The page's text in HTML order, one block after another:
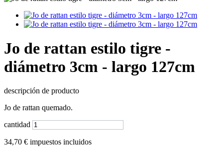
Jo de rattan estilo tigre -
diámetro 3cm - largo 127cm
descripción de producto
Jo de rattan quemado.
cantidad
34,70 € impuestos incluidos